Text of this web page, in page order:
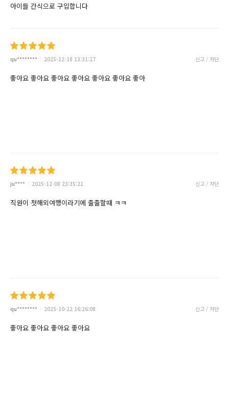
아이들 간식으로 구입합니다
qu******** 2025-12-18 13:31:27 신고 / 차단
좋아요 좋아요 좋아요 좋아요 좋아요 좋아요 좋아
ju**** 2025-12-08 23:35:21 신고 / 차단
직원이 첫해외여행이라기에 출출할때 ㅋㅋ
qu******** 2025-10-22 16:26:08 신고 / 차단
좋아요 좋아요 좋아요 좋아요